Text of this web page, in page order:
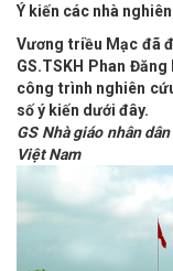
Ý kiến các nhà
Vương triều Mạc đã
GS.TSKH Phan
công trình nghiên
số ý kiến dưới đây.
GS Nhà giáo nhân
Việt Nam